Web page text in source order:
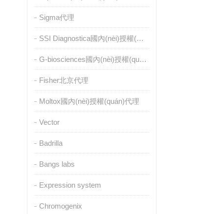
Sigma代理
SSI Diagnostica國內(nèi)授權(quán)代理
G-biosciences國內(nèi)授權(quán)代理
Fisher北京代理
Moltox國內(nèi)授權(quán)代理
Vector
Badrilla
Bangs labs
Expression system
Chromogenix